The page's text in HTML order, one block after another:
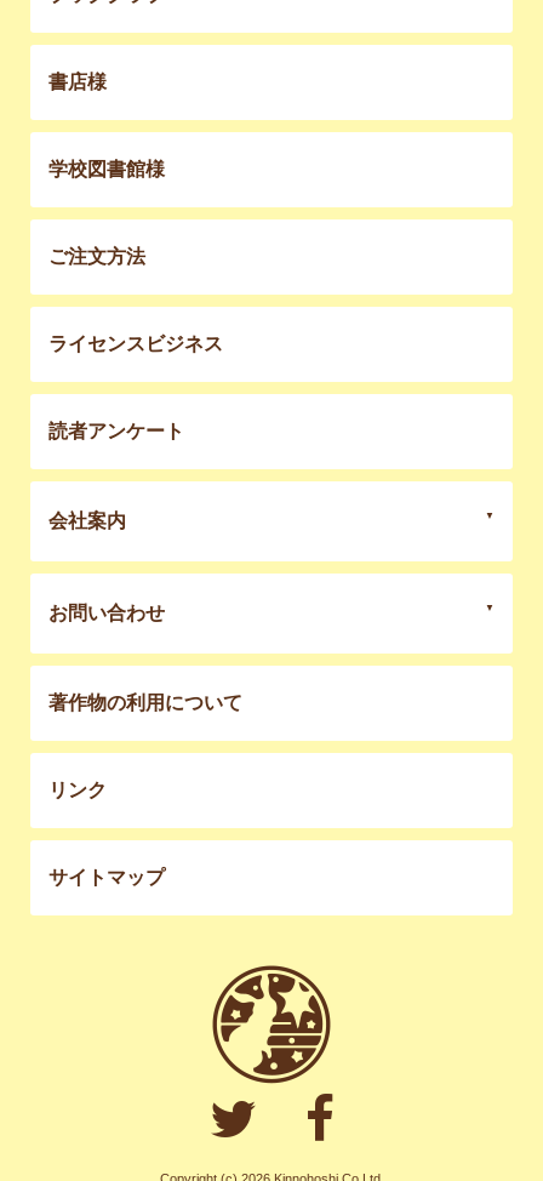
書店様
学校図書館様
ご注文方法
ライセンスビジネス
読者アンケート
会社案内
お問い合わせ
著作物の利用について
リンク
サイトマップ